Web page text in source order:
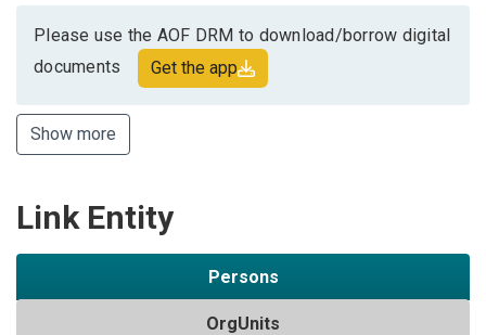
Please use the AOF DRM to download/borrow digital
documents
Get the app
Show more
Link Entity
Persons
OrgUnits